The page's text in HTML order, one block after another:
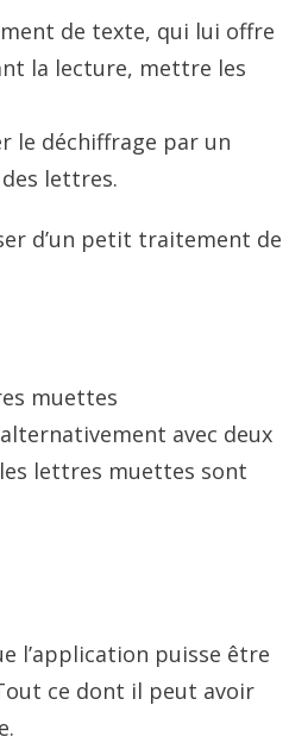
de texte, qui lui offre
la lecture, mettre les
le déchiffrage par un
lettres.
d’un petit traitement de
muettes
avec deux
lettres muettes sont
l’application puisse être
ce dont il peut avoir